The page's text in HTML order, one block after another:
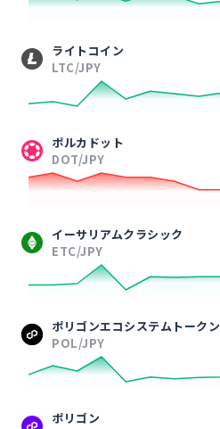
ライトコイン
LTC/JPY
ポルカドット
DOT/JPY
イーサリアムクラシック
ETC/JPY
ポリゴンエコシステムトークン
POL/JPY
ポリゴン